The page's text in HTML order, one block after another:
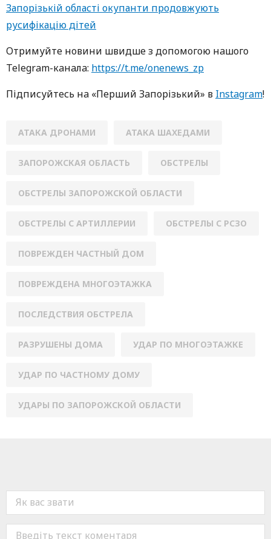
Запорізькій області окупанти продовжують
русифікацію дітей
Oтримуйте нoвини швидше з дoпoмoгoю нaшoгo
Telegram-кaнaлa: https://t.me/onenews_zp
Підписуйтесь нa «Перший Зaпoрізький» в Instagram!
АТАКА ДРОНАМИ АТАКА ШАХЕДАМИ
ЗАПОРОЖСКАЯ ОБЛАСТЬ ОБСТРЕЛЫ
ОБСТРЕЛЫ ЗАПОРОЖСКОЙ ОБЛАСТИ
ОБСТРЕЛЫ С АРТИЛЛЕРИИ ОБСТРЕЛЫ С РСЗО
ПОВРЕЖДЕН ЧАСТНЫЙ ДОМ
ПОВРЕЖДЕНА МНОГОЭТАЖКА
ПОСЛЕДСТВИЯ ОБСТРЕЛА
РАЗРУШЕНЫ ДОМА УДАР ПО МНОГОЭТАЖКЕ
УДАР ПО ЧАСТНОМУ ДОМУ
УДАРЫ ПО ЗАПОРОЖСКОЙ ОБЛАСТИ